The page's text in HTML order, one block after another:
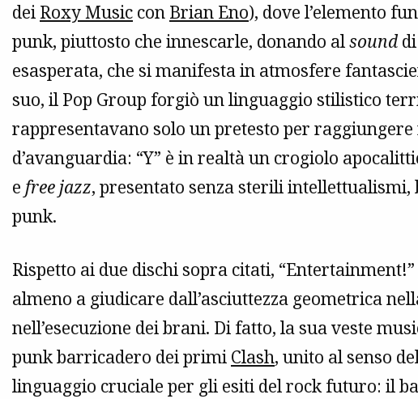
dei Roxy Music con Brian Eno), dove l’elemento
punk, piuttosto che innescarle, donando alsounddi
esasperata, che si manifesta in atmosfere
suo, il Pop Group forgiò un linguaggio stilistico
rappresentavano solo un pretesto per
d’avanguardia: “Y” è in realtà un crogiolo
e free jazz, presentato senza sterili
punk.
Rispetto ai due dischi sopra citati,
almeno a giudicare dall’asciuttezza geometrica
nell’esecuzione dei brani. Di fatto, la sua veste
punk barricadero dei primi Clash, unito al senso
linguaggio cruciale per gli esiti del rock futuro: il